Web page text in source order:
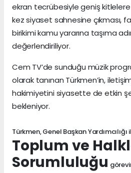
ekran tecrübesiyle geniş kitlelere
kez siyaset sahnesine çıkması,
birikimi kamu yararına taşıma
değerlendiriliyor.
Cem TV’de sunduğu müzik
olarak tanınan Türkmen’in,
hakimiyetini siyasette de etkin
bekleniyor.
Türkmen, Genel Başkan
Toplum ve
Sorumluluğu